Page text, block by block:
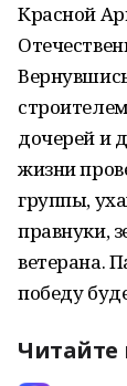
Красной
дочерей и
жизни
группы,
правнуки,
ветерана.
победу
Читайте